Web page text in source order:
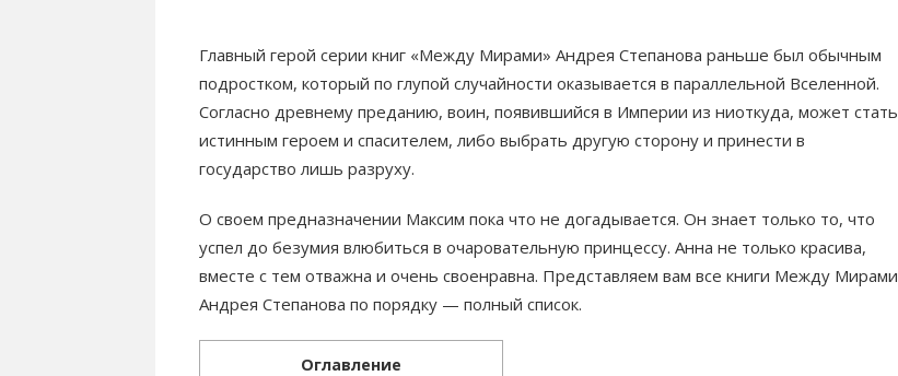
Главный герой серии книг «Между Мирами» Андрея Степанова раньше был обычным
подростком, который по глупой случайности оказывается в параллельной Вселенной.
Согласно древнему преданию, воин, появившийся в Империи из ниоткуда, может стать
истинным героем и спасителем, либо выбрать другую сторону и принести в
государство лишь разруху.
О своем предназначении Максим пока что не догадывается. Он знает только то, что
успел до безумия влюбиться в очаровательную принцессу. Анна не только красива,
вместе с тем отважна и очень своенравна. Представляем вам все книги Между Мирами
Андрея Степанова по порядку — полный список.
Оглавление